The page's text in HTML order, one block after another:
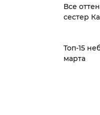
Все
сестер
Топ-15
марта